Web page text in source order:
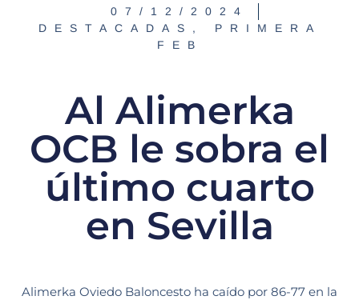
07/12/2024
DESTACADAS , PRIMERA
FEB
Al Alimerka
OCB le sobra el
último cuarto
en Sevilla
Alimerka Oviedo Baloncesto ha caído por 86-77 en la